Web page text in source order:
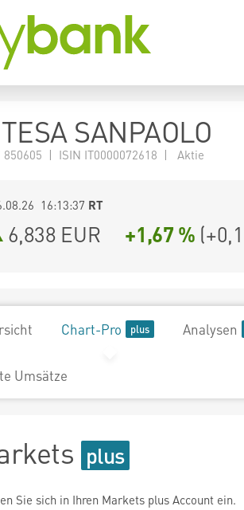
SANPAOLO
850605 | ISIN IT0000072618 | Aktie
16:13:37 RT
6,838 EUR +1,67 % (
Chart-Pro Analysen
Umsätze
Sie sich in Ihren Markets plus Account ein.